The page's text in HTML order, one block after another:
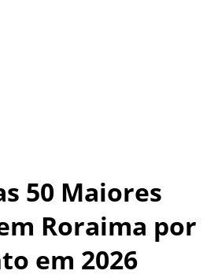
50 Maiores
Roraima por
em 2026